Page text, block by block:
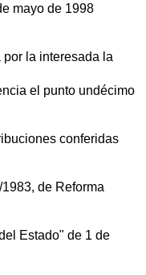
mayo de 1998
la interesada la
el punto undécimo
conferidas
de Reforma
Estado" de 1 de